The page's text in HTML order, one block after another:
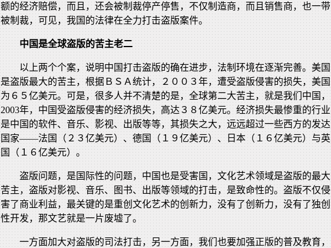
额的经济赔偿，而且，还会被制裁停产停售，不仅制造商，而且销售商，也一带
被制裁，可见，我国的法律在全力打击盗版案件。
中国是全球盗版的苦主老二
以上两个个案，说明中国打击盗版的确在进步，法制环境在逐渐完善。美国
是盗版最大的苦主，根据ＢＳＡ统计，２００３年，遭受盗版侵害的损失，美国
为６５亿美元。可是，很多人并不清楚的是，全球第二大苦主，就是我们中国，
2003年，中国受盗版侵害的经济损失，高达３８亿美元。经济损失最惨重的行业
是中国的软件、音乐、影视、出版等等，其损失之大，远远超过一些西方的发达
国家——法国（２３亿美元）、德国（１９亿美元）、日本（１６亿美元）与英
国（１６亿美元）。
盗版问题，是国际性的问题，中国也是受害国，文化艺术领域是盗版的最大
苦主，盗版对影视、音乐、图书、出版等领域的打击，是致命性的。盗版不仅侵
害了商业利益，最关键的是重创文化艺术的创新力，没有了创新力，没有了独创
性开发，那文艺就是一片废墟了。
一方面加大对盗版的司法打击，另一方面，我们也要加强正版的普及教育，